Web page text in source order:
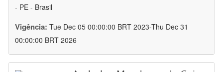
- PE - Brasil
Vigência: Tue Dec 05 00:00:00 BRT 2023-Thu Dec 31
00:00:00 BRT 2026